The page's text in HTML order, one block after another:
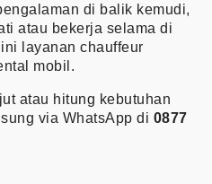
di balik kemudi,
atau bekerja selama di
layanan chauffeur
mobil.
atau hitung kebutuhan
via WhatsApp di 0877